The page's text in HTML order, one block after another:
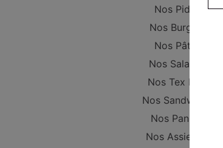
Nos Pides
Nos Burgers
Nos Pâtes
Nos Salades
Nos Tex Mex
Nos Sandwichs
Nos Paninis
Nos Assiettes